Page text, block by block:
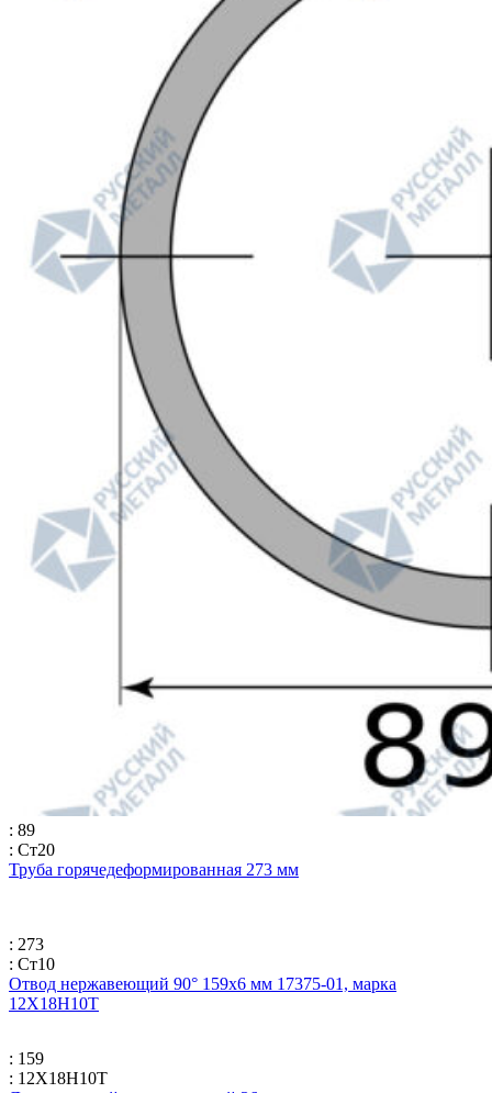
: 89
: Ст20
Труба горячедеформированная 273 мм
: 273
: Ст10
Отвод нержавеющий 90° 159х6 мм 17375-01, марка
12Х18Н10Т
: 159
: 12Х18Н10Т